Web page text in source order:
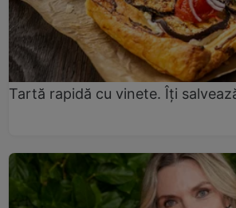
Tartă rapidă cu vinete. Îți